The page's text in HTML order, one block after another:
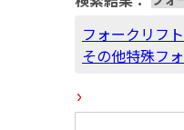
フォークリフ
その他特殊フ